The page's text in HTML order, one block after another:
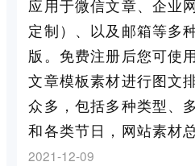
应用于微信文章、企业
定制）、以及邮箱等多
版。免费注册后您可使
文章模板素材进行图文
众多，包括多种类型、
和各类节日，网站素材
2021-12-09